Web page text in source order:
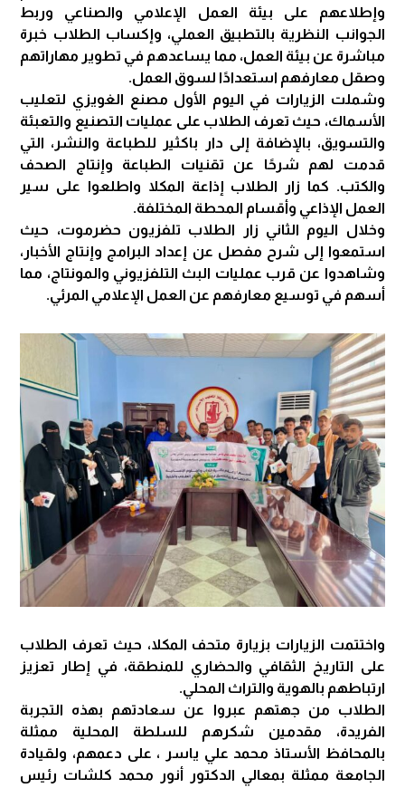
وإطلاعهم على بيئة العمل الإعلامي والصناعي وربط
الجوانب النظرية بالتطبيق العملي، وإكساب الطلاب خبرة
مباشرة عن بيئة العمل، مما يساعدهم في تطوير مهاراتهم
وصقل معارفهم استعدادًا لسوق العمل.
وشملت الزيارات في اليوم الأول مصنع الغويزي لتعليب
الأسماك، حيث تعرف الطلاب على عمليات التصنيع والتعبئة
والتسويق، بالإضافة إلى دار باكثير للطباعة والنشر، التي
قدمت لهم شرحًا عن تقنيات الطباعة وإنتاج الصحف
والكتب. كما زار الطلاب إذاعة المكلا واطلعوا على سير
العمل الإذاعي وأقسام المحطة المختلفة.
وخلال اليوم الثاني زار الطلاب تلفزيون حضرموت، حيث
استمعوا إلى شرح مفصل عن إعداد البرامج وإنتاج الأخبار،
وشاهدوا عن قرب عمليات البث التلفزيوني والمونتاج، مما
أسهم في توسيع معارفهم عن العمل الإعلامي المرئي.
واختتمت الزيارات بزيارة متحف المكلا، حيث تعرف الطلاب
على التاريخ الثقافي والحضاري للمنطقة، في إطار تعزيز
ارتباطهم بالهوية والتراث المحلي.
الطلاب من جهتهم عبروا عن سعادتهم بهذه التجربة
الفريدة، مقدمين شكرهم للسلطة المحلية ممثلة
بالمحافظ الأستاذ محمد علي ياسر ، على دعمهم، ولقيادة
الجامعة ممثلة بمعالي الدكتور أنور محمد كلشات رئيس